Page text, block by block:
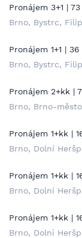
Pronájem 3+1 |
Brno, Bystrc,
Pronájem 1+1 |
Brno, Bystrc,
Pronájem 2+kk |
Brno, Brno-
Pronájem 1+kk |
Brno, Dolní
Pronájem 1+kk |
Brno, Dolní
Pronájem 1+kk |
Brno, Dolní